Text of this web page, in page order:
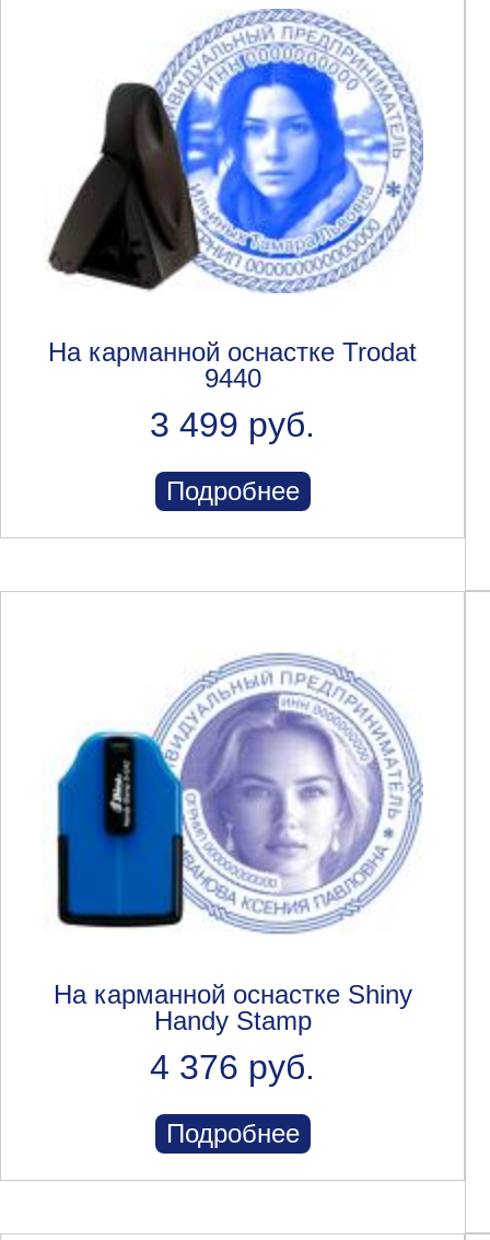
На карманной оснастке Trodat
9440
3 499 руб.
Подробнее
На карманной оснастке Shiny
Handy Stamp
4 376 руб.
Подробнее